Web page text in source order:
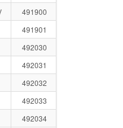
491900
491901
492030
492031
492032
492033
492034